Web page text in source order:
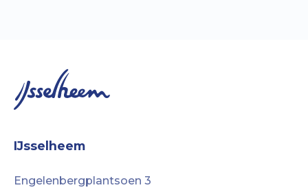
IJsselheem
Engelenbergplantsoen 3